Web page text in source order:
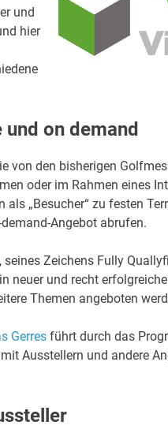
und
hier
on demand
von den bisherigen
oder im Rahmen eines
als „Besucher“ zu festen
Angebot abrufen.
Zeichens Fully
neuer und recht
Themen angeboten
Gerresführt durch das
Ausstellern und andere